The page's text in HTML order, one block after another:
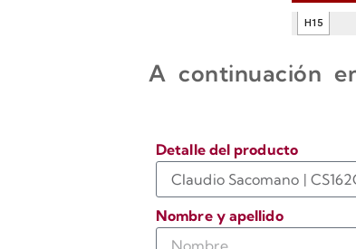
A continuación
Detalle del producto
Nombre y apellido